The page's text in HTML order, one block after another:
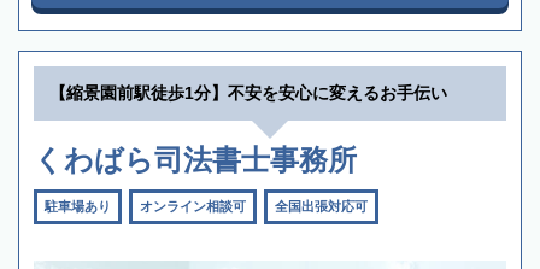
【縮景園前駅徒歩1分】不安を安心に変えるお手伝い
くわばら司法書士事務所
駐車場あり オンライン相談可 全国出張対応可